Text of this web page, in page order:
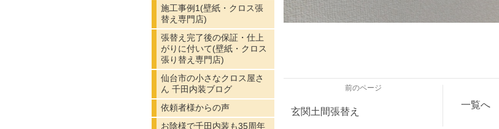
前のページ
玄関土間張替え
一覧へ
施工事例1(壁紙・クロス張
替え専門店)
張替え完了後の保証・仕上
がりに付いて(壁紙・クロス
張り替え専門店)
仙台市の小さなクロス屋さ
ん 千田内装ブログ
依頼者様からの声
お陰様で千田内装も35周年